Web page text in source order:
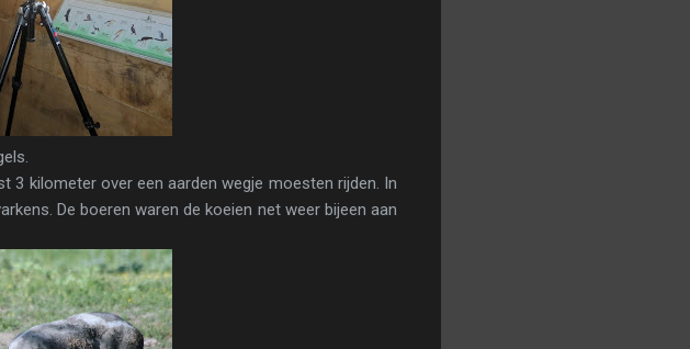
3 kilometer over een aarden wegje moesten rijden. In
De boeren waren de koeien net weer bijeen aan